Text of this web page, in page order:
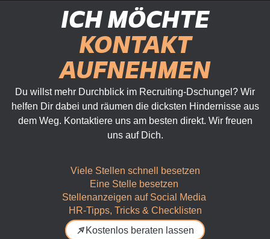
ICH MÖCHTE
KONTAKT
AUFNEHMEN
Du willst mehr Durchblick im Recruiting-Dschungel? Wir
helfen Dir dabei und räumen die dicksten Hindernisse aus
dem Weg. Kontaktiere uns am besten direkt. Wir freuen
uns auf Dich.
Viele Stellen schnell besetzen
Eine Stelle besetzen
Stellenanzeigen auf Social Media
HR-Tipps, Tricks & Checklisten
Kostenlos beraten lassen